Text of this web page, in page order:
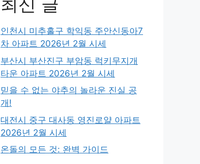
인천시 미추홀구 학익동 주안신동아7
차 아파트 2026년 2월 시세
부산시 부산진구 부암동 럭키무지개
타운 아파트 2026년 2월 시세
믿을 수 없는 야추의 놀라운 진실 공
개!
대전시 중구 대사동 영진로얄 아파트
2026년 2월 시세
온돌의 모든 것: 완벽 가이드